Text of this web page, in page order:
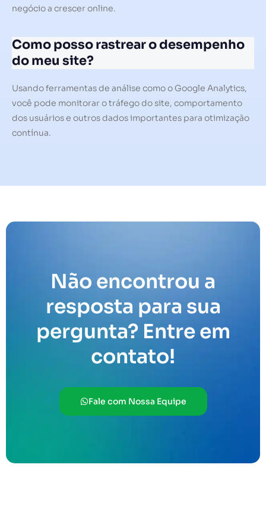
negócio a crescer online.
Como posso rastrear o desempenho
do meu site?
Usando ferramentas de análise como o Google Analytics,
você pode monitorar o tráfego do site, comportamento
dos usuários e outros dados importantes para otimização
contínua.
Não encontrou a
resposta para sua
pergunta? Entre em
contato!
Fale com Nossa Equipe